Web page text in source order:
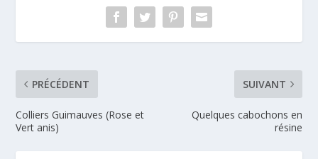
PRÉCÉDENT
Colliers Guimauves (Rose et
Vert anis)
SUIVANT
Quelques cabochons en
résine